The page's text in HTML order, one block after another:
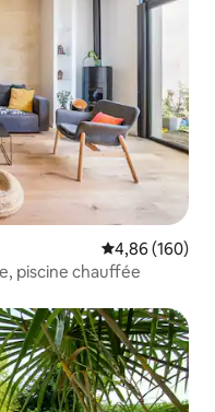
Évaluation
4,86 (160)
piscine chauffée
appréciés